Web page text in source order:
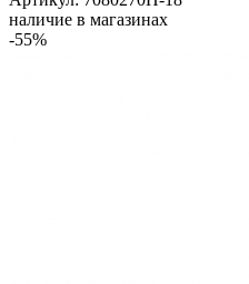
наличие в магазинах
-55%